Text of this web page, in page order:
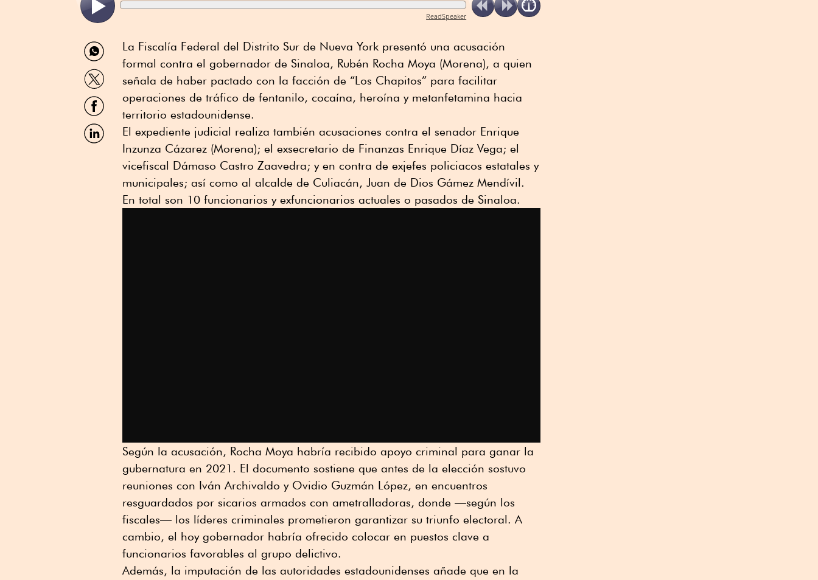
ReadSpeaker
Compartir
por
WhatsApp
Compartir
por
Twitter
Compartir
por
Facebook
Compartir
por
La Fiscalía Federal del Distrito Sur de Nueva York presentó una acusación
formal contra el gobernador de Sinaloa, Rubén Rocha Moya (Morena), a quien
señala de haber pactado con la facción de “Los Chapitos” para facilitar
operaciones de tráfico de fentanilo, cocaína, heroína y metanfetamina hacia
territorio estadounidense.
El expediente judicial realiza también acusaciones contra el senador Enrique
Inzunza Cázarez (Morena); el exsecretario de Finanzas Enrique Díaz Vega; el
vicefiscal Dámaso Castro Zaavedra; y en contra de exjefes policiacos estatales y
municipales; así como al alcalde de Culiacán, Juan de Dios Gámez Mendívil.
En total son 10 funcionarios y exfuncionarios actuales o pasados de Sinaloa.
Según la acusación, Rocha Moya habría recibido apoyo criminal para ganar la
gubernatura en 2021. El documento sostiene que antes de la elección sostuvo
reuniones con Iván Archivaldo y Ovidio Guzmán López, en encuentros
resguardados por sicarios armados con ametralladoras, donde —según los
fiscales— los líderes criminales prometieron garantizar su triunfo electoral. A
cambio, el hoy gobernador habría ofrecido colocar en puestos clave a
funcionarios favorables al grupo delictivo.
Además, la imputación de las autoridades estadounidenses añade que en la